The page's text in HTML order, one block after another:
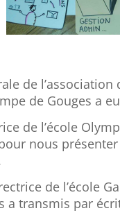
de
de Gouges a
de l’école
nous
de l’école
a transmis par